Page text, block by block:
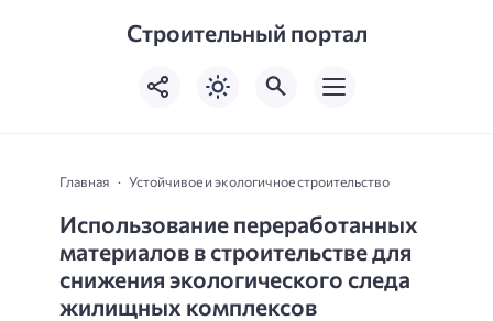
Строительный портал
Главная Устойчивое и экологичное строительство
Использование переработанных
материалов в строительстве для
снижения экологического следа
жилищных комплексов